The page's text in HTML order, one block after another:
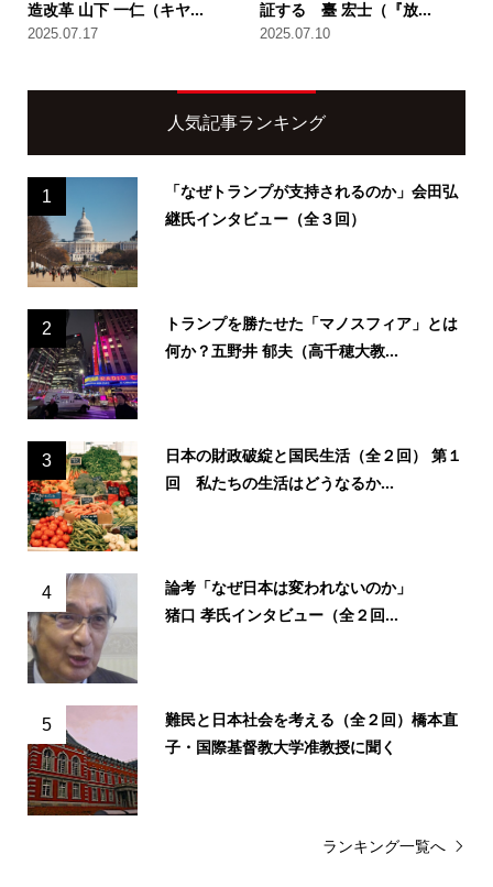
造改革 山下 一仁（キヤ...
2025.07.17
証する 臺 宏士（『放...
2025.07.10
人気記事ランキング
1
「なぜトランプが支持されるのか」会田弘
継氏インタビュー（全３回）
2
トランプを勝たせた「マノスフィア」とは
何か？五野井 郁夫（高千穂大教...
3
日本の財政破綻と国民生活（全２回） 第１
回 私たちの生活はどうなるか...
4
論考「なぜ日本は変われないのか」
猪口 孝氏インタビュー（全２回...
5
難民と日本社会を考える（全２回）橋本直
子・国際基督教大学准教授に聞く
ランキング一覧へ